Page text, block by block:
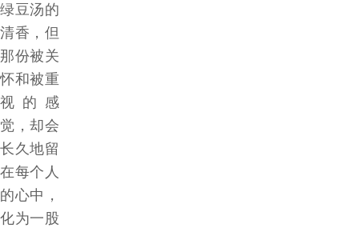
绿豆汤的
清香，但
那份被关
怀和被重
视的感
觉，却会
长久地留
在每个人
的心中，
化为一股